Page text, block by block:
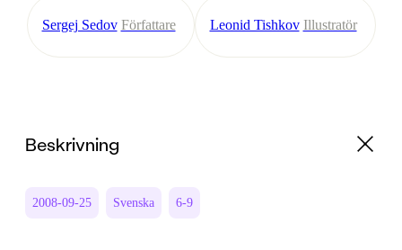
Sergej Sedov Författare Leonid Tishkov Illustratör
Beskrivning
2008-09-25 Svenska 6-9